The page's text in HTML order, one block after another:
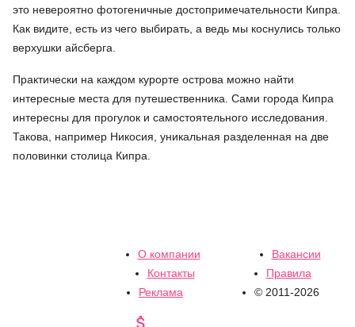
это невероятно фотогеничные достопримечательности Кипра.
Как видите, есть из чего выбирать, а ведь мы коснулись только
верхушки айсберга.
Практически на каждом курорте острова можно найти
интересные места для путешественника. Сами города Кипра
интересны для прогулок и самостоятельного исследования.
Такова, например Никосия, уникальная разделенная на две
половинки столица Кипра.
О компании
Вакансии
Контакты
Правила
Реклама
© 2011-2026